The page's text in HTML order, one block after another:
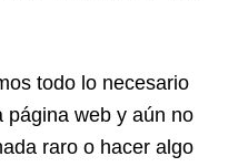
todo lo necesario
página web y aún no
raro o hacer algo